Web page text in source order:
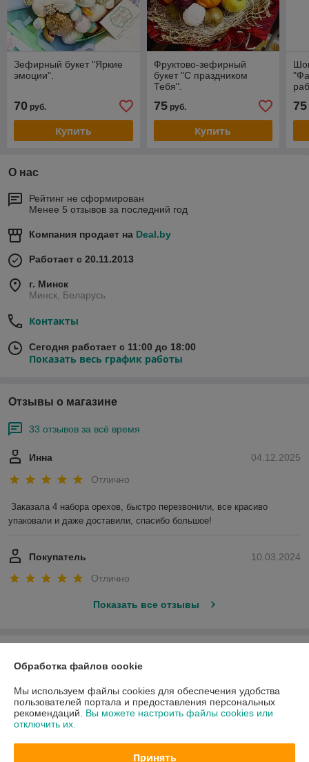
Зефирный букет "Яркие
эмоции".
70 руб.
Купить
Фруктово-зефирный
букет "С праздником
Тебя".
75руб.
Купить
75
О нас
Рейтинг не сформирован
Менее 5 отзывов за последний год
Компания продает на Deal.by
Работает с 20.11.2013
г. Минск
Минск, Беларусь
Контакты
Сегодня работает с 11:00 до 18:00
Показать весь график работы
Отзывы о магазине
33 отзывов за всё время
04.12.2025
Инна
Отлично
Заказала 4 набора орехов, быстро перезвонили, все красиво
упаковали и даже доставили, спасибо большое!
10.03.2024
Покупатель
Отлично
Показать все отзывы
Доставка и оплата
Обработка файлов cookie
Мы используем файлы cookies для обеспечения удобства
пользователей портала и предоставления персональных
рекомендаций. Вы можете настроить файлы cookies или
отключить их.
Принять